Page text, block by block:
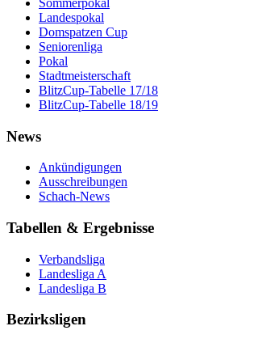
Landespokal
Domspatzen Cup
Seniorenliga
Pokal
Stadtmeisterschaft
BlitzCup-Tabelle 17/18
BlitzCup-Tabelle 18/19
News
Ankündigungen
Ausschreibungen
Schach-News
Tabellen & Ergebnisse
Verbandsliga
Landesliga A
Landesliga B
Bezirksligen